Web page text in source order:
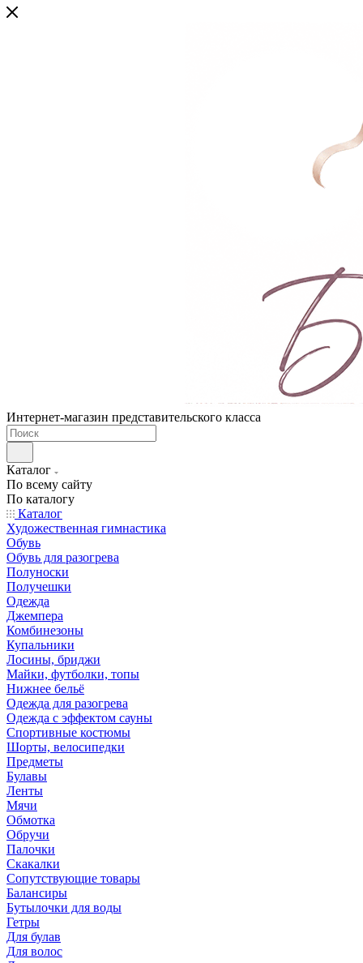
Интернет-магазин представительского класса
Каталог
По всему сайту
По каталогу
Каталог
Художественная гимнастика
Обувь
Обувь для разогрева
Полуноски
Получешки
Одежда
Джемпера
Комбинезоны
Купальники
Лосины, бриджи
Майки, футболки, топы
Нижнее бельё
Одежда для разогрева
Одежда с эффектом сауны
Спортивные костюмы
Шорты, велосипедки
Предметы
Булавы
Ленты
Мячи
Обмотка
Обручи
Палочки
Скакалки
Сопутствующие товары
Балансиры
Бутылочки для воды
Гетры
Для булав
Для волос